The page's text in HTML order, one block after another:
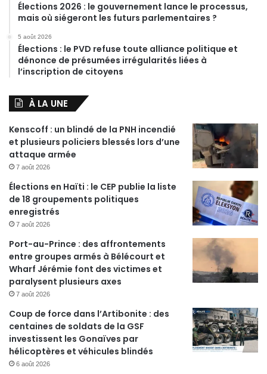
Élections 2026 : le gouvernement lance le processus,
mais où siégeront les futurs parlementaires ?
5 août 2026
Élections : le PVD refuse toute alliance politique et
dénonce de présumées irrégularités liées à
l’inscription de citoyens
À LA UNE
Kenscoff : un blindé de la PNH incendié
et plusieurs policiers blessés lors d’une
attaque armée
7 août 2026
Élections en Haïti : le CEP publie la liste
de 18 groupements politiques
enregistrés
7 août 2026
Port-au-Prince : des affrontements
entre groupes armés à Bélécourt et
Wharf Jérémie font des victimes et
paralysent plusieurs axes
7 août 2026
Coup de force dans l’Artibonite : des
centaines de soldats de la GSF
investissent les Gonaïves par
hélicoptères et véhicules blindés
6 août 2026